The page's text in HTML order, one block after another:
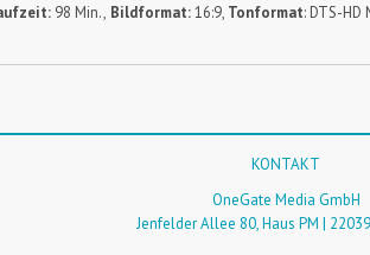
98 Min., Bildformat:16:9, Tonformat: DTS-HD
KONTAKT
OneGate Media GmbH
Jenfelder Allee 80, Haus PM |